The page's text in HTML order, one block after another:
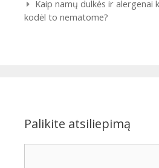
Kaip namų dulkės ir alergenai
kodėl to nematome?
Palikite atsiliepimą